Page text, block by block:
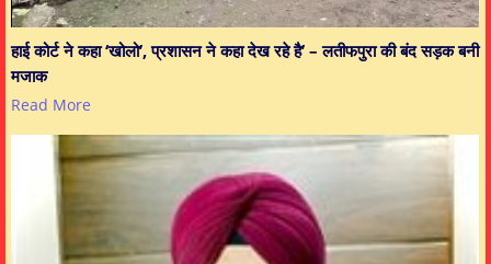
हाई कोर्ट ने कहा ‘खोलो’, प्रशासन ने कहा देख रहे है’ – लतीफपुरा की बंद सड़क बनी
मजाक
Read More